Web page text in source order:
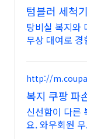
텀블러 세척
이컵 무상대
탕비실 복지와
무상 대여로
http://
복지 쿠팡 파
배송
신선함이 다른
요. 와우회원